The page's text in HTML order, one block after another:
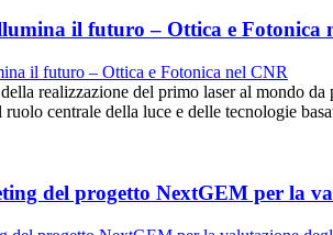
il futuro – Ottica e Fotonica
realizzazione del primo laser al mondo
centrale della luce e delle tecnologie
del progetto NextGEM per la